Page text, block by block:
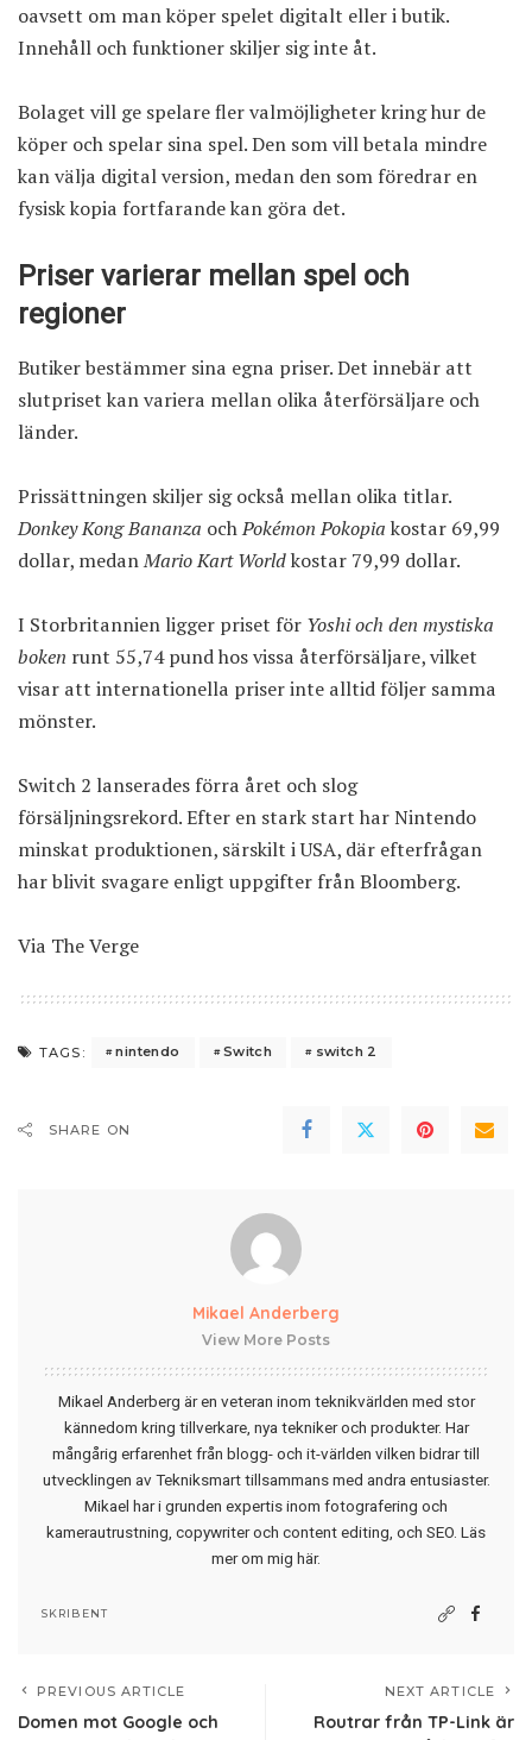
oavsett om man köper spelet digitalt eller i butik.
Innehåll och funktioner skiljer sig inte åt.
Bolaget vill ge spelare fler valmöjligheter kring hur de
köper och spelar sina spel. Den som vill betala mindre
kan välja digital version, medan den som föredrar en
fysisk kopia fortfarande kan göra det.
Priser varierar mellan spel och
regioner
Butiker bestämmer sina egna priser. Det innebär att
slutpriset kan variera mellan olika återförsäljare och
länder.
Prissättningen skiljer sig också mellan olika titlar.
Donkey Kong Bananza ochPokémon Pokopia kostar 69,99
dollar, medanMario Kart Worldkostar 79,99 dollar.
I Storbritannien ligger priset för Yoshi och den mystiska
boken runt 55,74 pund hos vissa återförsäljare, vilket
visar att internationella priser inte alltid följer samma
mönster.
Switch 2 lanserades förra året och slog
försäljningsrekord. Efter en stark start har Nintendo
minskat produktionen, särskilt i USA, där efterfrågan
har blivit svagare enligt uppgifter från Bloomberg.
Via The Verge
TAGS: nintendo Switch switch 2
SHARE ON
Mikael Anderberg
View More Posts
Mikael Anderberg är en veteran inom teknikvärlden med stor
kännedom kring tillverkare, nya tekniker och produkter. Har
mångårig erfarenhet från blogg- och it-världen vilken bidrar till
utvecklingen av Tekniksmart tillsammans med andra entusiaster.
Mikael har i grunden expertis inom fotografering och
kamerautrustning, copywriter och content editing, och SEO. Läs
mer om mig här.
SKRIBENT
PREVIOUS ARTICLE
Domen mot Google och
NEXT ARTICLE
Routrar från TP-Link är